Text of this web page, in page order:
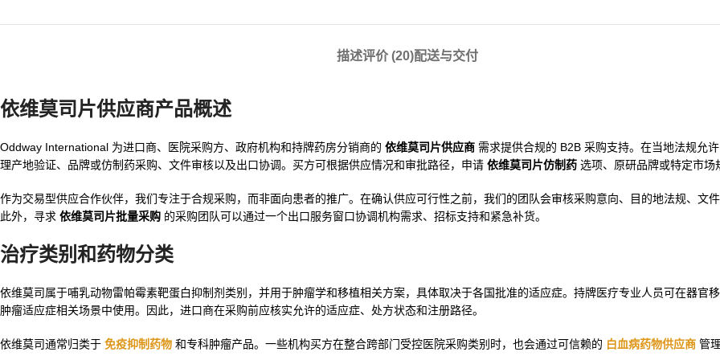
描述评价 (20)配送与交付
依维莫司片供应商产品概述
Oddway International 为进口商、医院采购方、政府机构和持牌药房分销商的 依维莫司片供应商 需求提供合规的 B2B 采购支持。在当地法规允
理产地验证、品牌或仿制药采购、文件审核以及出口协调。买方可根据供应情况和审批路径，申请 依维莫司片仿制药 选项、原研品牌或特定市场
作为交易型供应合作伙伴，我们专注于合规采购，而非面向患者的推广。在确认供应可行性之前，我们的团队会审核采购意向、目的地法规、文
此外，寻求 依维莫司片批量采购 的采购团队可以通过一个出口服务窗口协调机构需求、招标支持和紧急补货。
治疗类别和药物分类
依维莫司属于哺乳动物雷帕霉素靶蛋白抑制剂类别，并用于肿瘤学和移植相关方案，具体取决于各国批准的适应症。持牌医疗专业人员可在器官
肿瘤适应症相关场景中使用。因此，进口商在采购前应核实允许的适应症、处方状态和注册路径。
依维莫司通常归类于 免疫抑制药物 和专科肿瘤产品。一些机构买方在整合跨部门受控医院采购类别时，也会通过可信赖的 白血病药物供应商 管